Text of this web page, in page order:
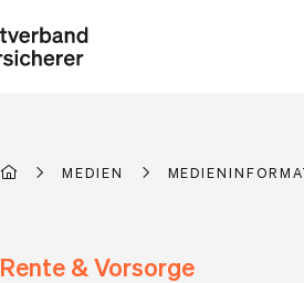
MEDIEN
Rente & Vorsorge